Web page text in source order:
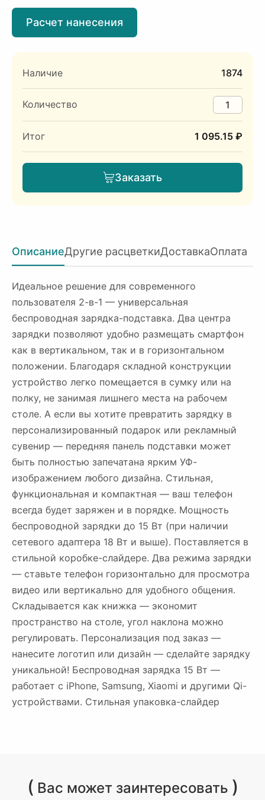
Расчет нанесения
Наличие 1874
Количество
Итог 1 095.15 ₽
Заказать
ОписаниеДругие расцветкиДоставкаОплата
Идеальное решение для современного
пользователя 2-в-1 — универсальная
беспроводная зарядка-подставка. Два центра
зарядки позволяют удобно размещать смартфон
как в вертикальном, так и в горизонтальном
положении. Благодаря складной конструкции
устройство легко помещается в сумку или на
полку, не занимая лишнего места на рабочем
столе. А если вы хотите превратить зарядку в
персонализированный подарок или рекламный
сувенир — передняя панель подставки может
быть полностью запечатана ярким УФ-
изображением любого дизайна. Стильная,
функциональная и компактная — ваш телефон
всегда будет заряжен и в порядке. Мощность
беспроводной зарядки до 15 Вт (при наличии
сетевого адаптера 18 Вт и выше). Поставляется в
стильной коробке-слайдере. Два режима зарядки
— ставьте телефон горизонтально для просмотра
видео или вертикально для удобного общения.
Складывается как книжка — экономит
пространство на столе, угол наклона можно
регулировать. Персонализация под заказ —
нанесите логотип или дизайн — сделайте зарядку
уникальной! Беспроводная зарядка 15 Вт —
работает с iPhone, Samsung, Xiaomi и другими Qi-
устройствами. Стильная упаковка-слайдер
( Вас может заинтересовать )